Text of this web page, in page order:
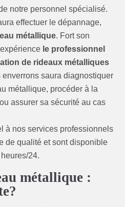
notre personnel spécialisé.
effectuer le dépannage,
métallique. Fort son
le professionnel
de rideaux métalliques
enverrons saura diagnostiquer
métallique, procéder à la
assurer sa sécurité au cas
à nos services professionnels
de qualité et sont disponible
24.
métallique :